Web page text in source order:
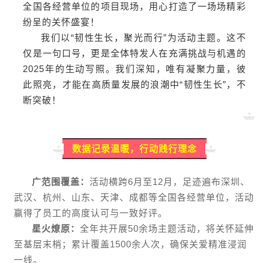
全国各经营单位的项目现场，用心打造了一场场精彩
纷呈的关怀盛宴！
我们以“韧性生长，聚光而行”为活动主题。这不
仅是一句口号，更是全体特发人在充满挑战与机遇的
2025年的生动写照。我们深知，唯有凝聚力量，彼
此照亮，才能在高质量发展的浪潮中“韧性生长”，不
断突破！
数据记录温暖，行动践行理念
广范围覆盖： 活动横跨6月至12月，足迹遍布深圳、
武汉、杭州、山东、天津、成都等全国各经营单位，活动
赢得了员工的高度认可与一致好评。
星火燎原：全年共开展50余场主题活动，将关怀延伸
至基层末梢；累计覆盖1500余人次，确保关爱精准浸润
一线。